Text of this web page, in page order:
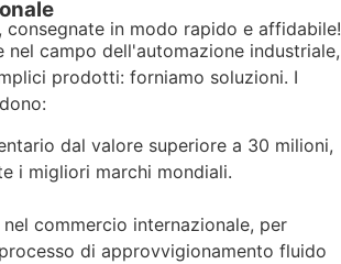
in modo rapido e affidabile!
nel campo dell'automazione industriale,
prodotti: forniamo soluzioni. I
dal valore superiore a 30 milioni,
i migliori marchi mondiali.
commercio internazionale, per
di approvvigionamento fluido